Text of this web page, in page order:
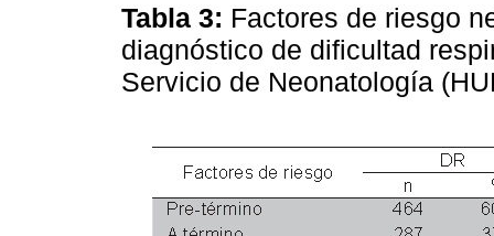
Tabla 3: Factores de riesgo
diagnóstico de dificultad
Servicio de Neonatología